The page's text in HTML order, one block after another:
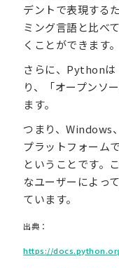
デントで表現する
ミング言語と比べ
くことができます。
さらに、Pythonは
り、「オープンソ
ます。
つまり、Windows
プラットフォーム
ということです。
なユーザーによっ
ています。
出典：
https://